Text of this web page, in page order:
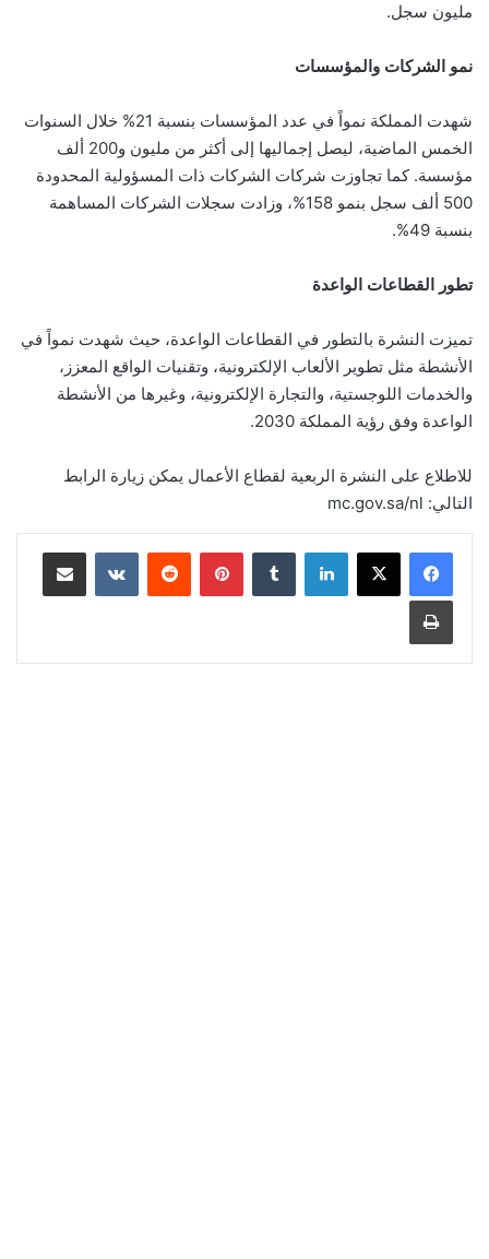
مليون سجل.
نمو الشركات والمؤسسات
شهدت المملكة نمواً في عدد المؤسسات بنسبة 21% خلال السنوات
الخمس الماضية، ليصل إجماليها إلى أكثر من مليون و200 ألف
مؤسسة. كما تجاوزت شركات الشركات ذات المسؤولية المحدودة
500 ألف سجل بنمو 158%، وزادت سجلات الشركات المساهمة
بنسبة 49%.
تطور القطاعات الواعدة
تميزت النشرة بالتطور في القطاعات الواعدة، حيث شهدت نمواً في
الأنشطة مثل تطوير الألعاب الإلكترونية، وتقنيات الواقع المعزز،
والخدمات اللوجستية، والتجارة الإلكترونية، وغيرها من الأنشطة
الواعدة وفق رؤية المملكة 2030.
للاطلاع على النشرة الربعية لقطاع الأعمال يمكن زيارة الرابط
التالي: mc.gov.sa/nl
لينكدإن بينتيريست